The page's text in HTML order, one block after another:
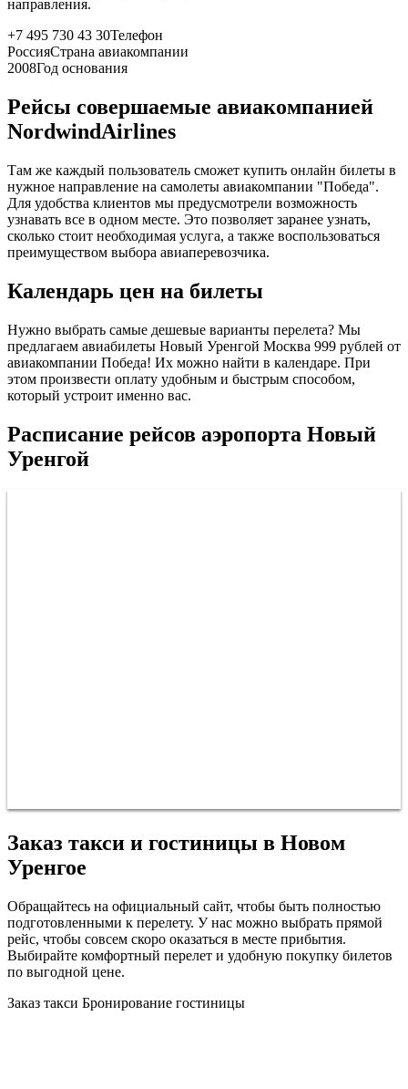
направления.
+7 495 730 43 30Телефон
РоссияСтрана авиакомпании
2008Год основания
Рейсы совершаемые авиакомпанией
NordwindAirlines
Там же каждый пользователь сможет купить онлайн билеты в
нужное направление на самолеты авиакомпании "Победа".
Для удобства клиентов мы предусмотрели возможность
узнавать все в одном месте. Это позволяет заранее узнать,
сколько стоит необходимая услуга, а также воспользоваться
преимуществом выбора авиаперевозчика.
Календарь цен на билеты
Нужно выбрать самые дешевые варианты перелета? Мы
предлагаем авиабилеты Новый Уренгой Москва 999 рублей от
авиакомпании Победа! Их можно найти в календаре. При
этом произвести оплату удобным и быстрым способом,
который устроит именно вас.
Расписание рейсов аэропорта Новый
Уренгой
Заказ такси и гостиницы в Новом
Уренгое
Обращайтесь на официальный сайт, чтобы быть полностью
подготовленными к перелету. У нас можно выбрать прямой
рейс, чтобы совсем скоро оказаться в месте прибытия.
Выбирайте комфортный перелет и удобную покупку билетов
по выгодной цене.
Заказ такси Бронирование гостиницы